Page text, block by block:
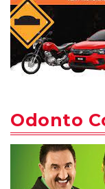
Odonto